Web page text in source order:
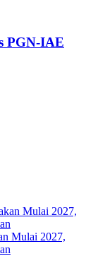
PGN-IAE
Mulai 2027,